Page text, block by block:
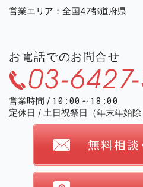
営業エリア：全国47都道府県
お電話でのお問合せ
営業時間 10:00～18:00
定休日 土日祝祭日 （年末年始除